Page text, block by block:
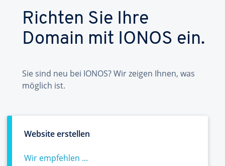
Richten Sie Ihre
Domain mit IONOS ein.
Sie sind neu bei IONOS? Wir zeigen Ihnen, was
möglich ist.
Website erstellen
Wir empfehlen ...